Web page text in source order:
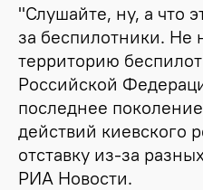
"Слушайте, ну, а что
за беспилотники. Не
территорию
Российской
последнее
действий киевского
отставку из-за
РИА Новости.